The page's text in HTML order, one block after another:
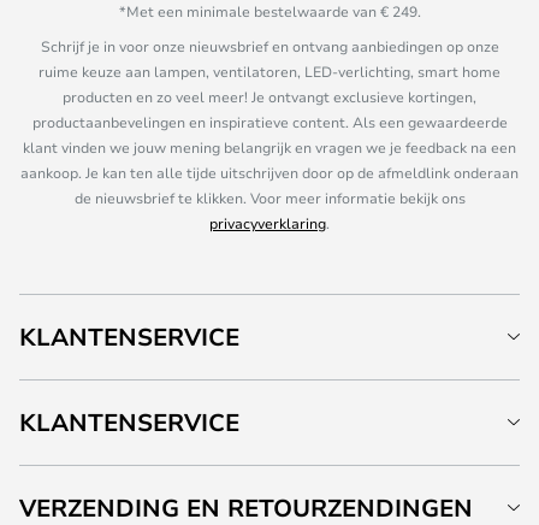
*Met een minimale bestelwaarde van € 249.
Schrijf je in voor onze nieuwsbrief en ontvang aanbiedingen op onze
ruime keuze aan lampen, ventilatoren, LED-verlichting, smart home
producten en zo veel meer! Je ontvangt exclusieve kortingen,
productaanbevelingen en inspiratieve content. Als een gewaardeerde
klant vinden we jouw mening belangrijk en vragen we je feedback na een
aankoop. Je kan ten alle tijde uitschrijven door op de afmeldlink onderaan
de nieuwsbrief te klikken. Voor meer informatie bekijk ons
privacyverklaring.
KLANTENSERVICE
KLANTENSERVICE
VERZENDING EN RETOURZENDINGEN